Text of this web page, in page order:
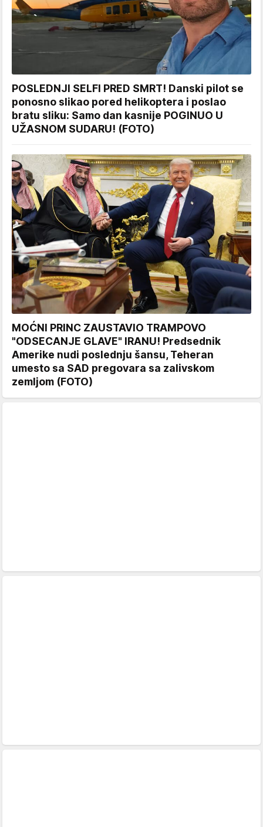
POSLEDNJI SELFI PRED SMRT! Danski pilot se
ponosno slikao pored helikoptera i poslao
bratu sliku: Samo dan kasnije POGINUO U
UŽASNOM SUDARU! (FOTO)
MOĆNI PRINC ZAUSTAVIO TRAMPOVO
"ODSECANJE GLAVE" IRANU! Predsednik
Amerike nudi poslednju šansu, Teheran
umesto sa SAD pregovara sa zalivskom
zemljom (FOTO)